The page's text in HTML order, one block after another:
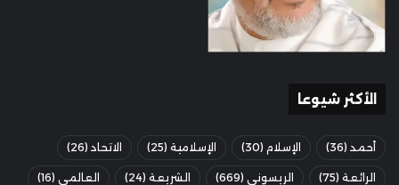
الأكثر شيوعا
أحمد (36) الإسلام (30) الإسلامية (25) الاتحاد (26)
الرائعة (75) الريسوني (669) الشريعة (24) العالمي (16)